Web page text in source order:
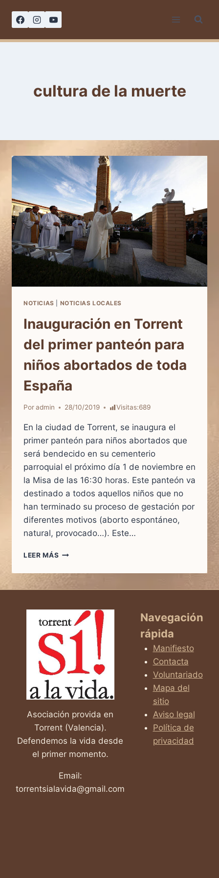
cultura de la muerte
NOTICIAS NOTICIAS LOCALES
Inauguración en Torrent
del primer panteón para
niños abortados de toda
España
Poradmin 28/10/2019 Visitas:689
En la ciudad de Torrent, se inaugura el
primer panteón para niños abortados que
será bendecido en su cementerio
parroquial el próximo día 1 de noviembre en
la Misa de las 16:30 horas. Este panteón va
destinado a todos aquellos niños que no
han terminado su proceso de gestación por
diferentes motivos (aborto espontáneo,
natural, provocado…). Este…
LEER MÁS INAUGURACIÓN
TORRENT
DEL
NIÑOS
ABORTADOS
DE
TODA
ESPAÑA
Asociación provida en
Torrent (Valencia).
Defendemos la vida desde
el primer momento.
Email:
torrentsialavida@gmail.com
Navegación
rápida
Manifiesto
Contacta
Voluntariado
Mapa del
sitio
Aviso legal
Política de
privacidad